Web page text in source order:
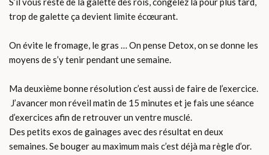
trop de galette ça devient limite écœurant.
On évite le fromage, le gras … On pense Detox, on se donne les
moyens de s’y tenir pendant une semaine.
Ma deuxième bonne résolution c’est aussi de faire de l’exercice.
J’avancer mon réveil matin de 15 minutes et je fais une séance
d’exercices afin de retrouver un ventre musclé.
Des petits exos de gainages avec des résultat en deux
semaines. Se bouger au maximum mais c’est déjà ma règle d’or.